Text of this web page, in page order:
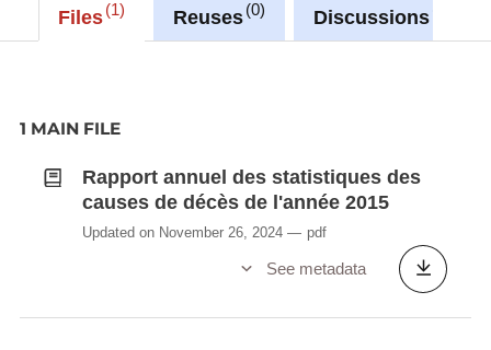
Files 1 Reuses 0 Discussions
1 MAIN FILE
Rapport annuel des statistiques des
causes de décès de l'année 2015
Updated on November 26, 2024 pdf
See metadata